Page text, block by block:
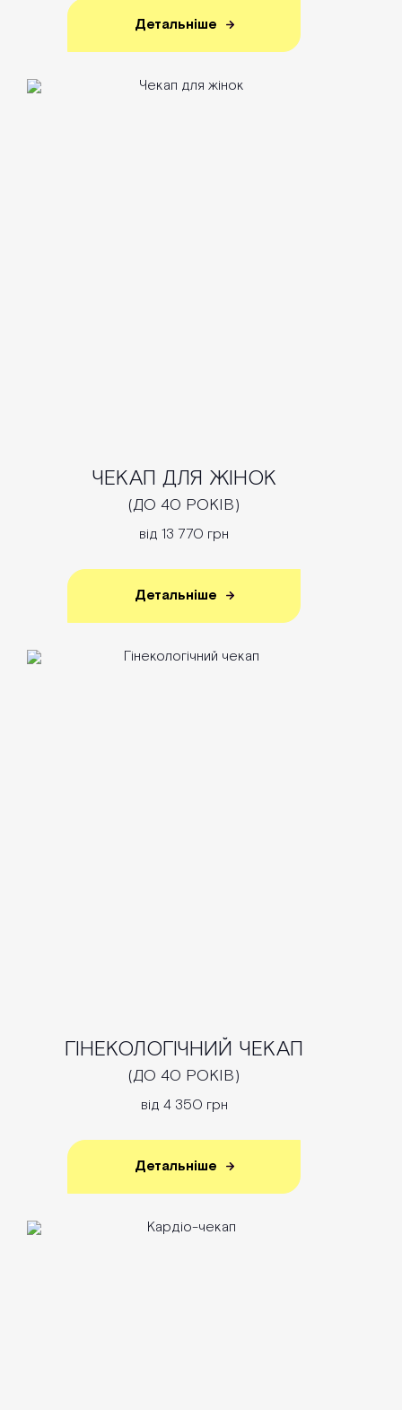
Детальніше
ЧЕКАП ДЛЯ ЖІНОК
(ДО 40 РОКІВ)
від 13 770 грн
Детальніше
ГІНЕКОЛОГІЧНИЙ ЧЕКАП
(ДО 40 РОКІВ)
від 4 350 грн
Детальніше